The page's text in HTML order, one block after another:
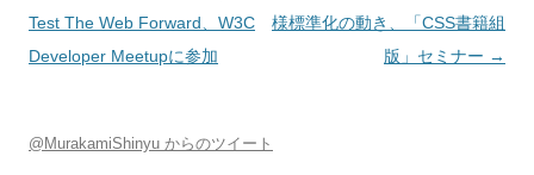
Test The Web Forward、W3C
Developer Meetupに参加
様標準化の動き、「CSS書籍組
版」セミナー →
@MurakamiShinyu からのツイート